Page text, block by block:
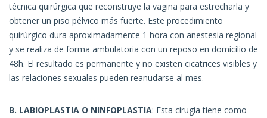
técnica quirúrgica que reconstruye la vagina para estrecharla y
obtener un piso pélvico más fuerte. Este procedimiento
quirúrgico dura aproximadamente 1 hora con anestesia regional
y se realiza de forma ambulatoria con un reposo en domicilio de
48h. El resultado es permanente y no existen cicatrices visibles y
las relaciones sexuales pueden reanudarse al mes.
B. LABIOPLASTIA O NINFOPLASTIA: Esta cirugía tiene como